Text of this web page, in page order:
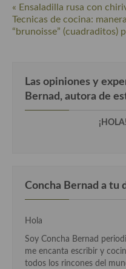
Cocina Andaluza
Cocina Aragonesa
Cocina Balear
Cocina Extremeña
Cocina Gallega
Cocina Madrileña
« Ensaladilla rusa con
Tecnicas de cocina:
“brunoisse” (cuadraditos)
Las opiniones y
Bernad, autora de
Concha Bernad a tu
Hola
Soy Concha Bernad
me encanta escribir y
todos los rincones del